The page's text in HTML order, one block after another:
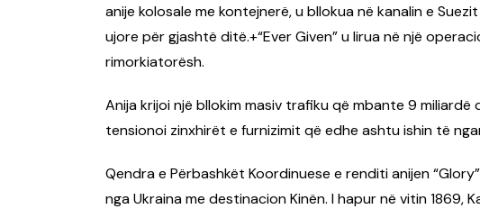
anije kolosale me kontejnerë, u bllokua në kanalin e
ujore për gjashtë ditë.+“Ever Given” u lirua në një
rimorkiatorësh.
Anija krijoi një bllokim masiv trafiku që mbante 9
tensionoi zinxhirët e furnizimit që edhe ashtu ishin të
Qendra e Përbashkët Koordinuese e renditi anijen
nga Ukraina me destinacion Kinën. I hapur në vitin 1869,